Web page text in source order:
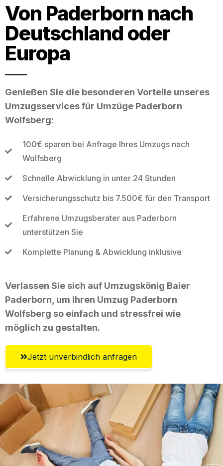
Von Paderborn nach
Deutschland oder
Europa
Genießen Sie die besonderen Vorteile unseres
Umzugsservices für Umzüge Paderborn
Wolfsberg:
100€ sparen bei Anfrage Ihres Umzugs nach
Wolfsberg
Schnelle Abwicklung in unter 24 Stunden
Versicherungsschutz bis 7.500€ für den Transport
Erfahrene Umzugsberater aus Paderborn
unterstützen Sie
Komplette Planung & Abwicklung inklusive
Verlassen Sie sich auf Umzugskönig Baier
Paderborn, um Ihren Umzug Paderborn
Wolfsberg so einfach und stressfrei wie
möglich zu gestalten.
Jetzt unverbindlich anfragen